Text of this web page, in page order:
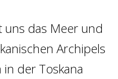
uns das Meer und
Archipels
in der Toskana